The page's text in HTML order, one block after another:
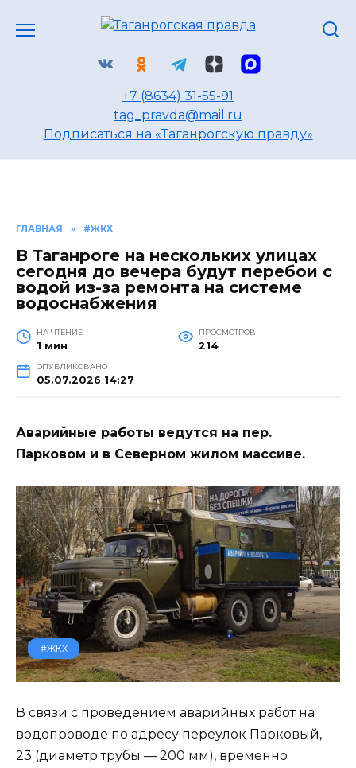
+7 (8634) 31-55-91
tag_pravda@mail.ru
Подписаться на «Таганрогскую правду»
ГЛАВНАЯ » #ЖКХ
В Таганроге на нескольких улицах
сегодня до вечера будут перебои с
водой из-за ремонта на системе
водоснабжения
НА ЧТЕНИЕ
1 мин
ПРОСМОТРОВ
214
ОПУБЛИКОВАНО
05.07.2026 14:27
Аварийные работы ведутся на пер.
Парковом и в Северном жилом массиве.
#ЖКХ
В связи с проведением аварийных работ на
водопроводе по адресу переулок Парковый,
23 (диаметр трубы — 200 мм), временно